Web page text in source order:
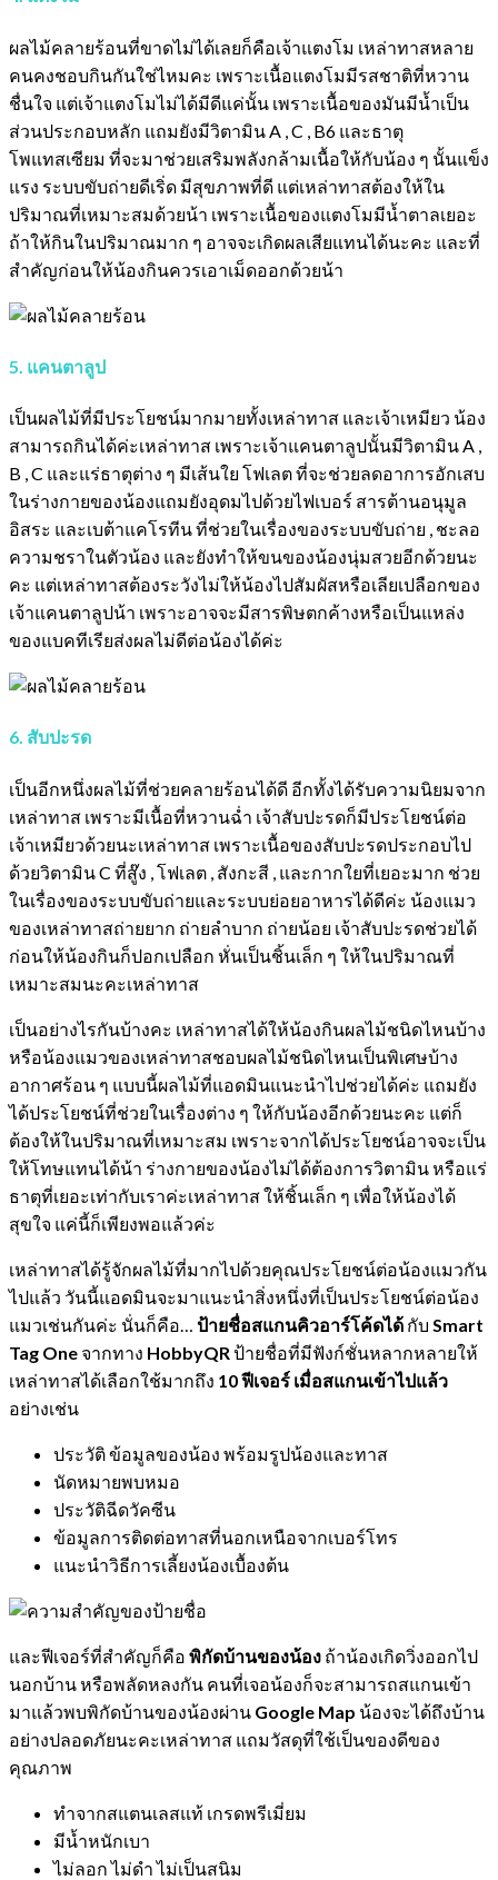
ผลไม้คลายร้อนที่ขาดไม่ได้เลยก็คือเจ้าแตงโม เหล่าทาสหลาย
คนคงชอบกินกันใช่ไหมคะ เพราะเนื้อแตงโมมีรสชาติที่หวาน
ชื่นใจ แต่เจ้าแตงโมไม่ได้มีดีแค่นั้น เพราะเนื้อของมันมีน้ำเป็น
ส่วนประกอบหลัก แถมยังมีวิตามิน A , C , B6 และธาตุ
โพแทสเซียม ที่จะมาช่วยเสริมพลังกล้ามเนื้อให้กับน้อง ๆ นั้นแข็ง
แรง ระบบขับถ่ายดีเริ่ด มีสุขภาพที่ดี แต่เหล่าทาสต้องให้ใน
ปริมาณที่เหมาะสมด้วยน้า เพราะเนื้อของแตงโมมีน้ำตาลเยอะ
ถ้าให้กินในปริมาณมาก ๆ อาจจะเกิดผลเสียแทนได้นะคะ และที่
สำคัญก่อนให้น้องกินควรเอาเม็ดออกด้วยน้า
5. แคนตาลูป
เป็นผลไม้ที่มีประโยชน์มากมายทั้งเหล่าทาส และเจ้าเหมียว น้อง
สามารถกินได้ค่ะเหล่าทาส เพราะเจ้าแคนตาลูปนั้นมีวิตามิน A ,
B , C และแร่ธาตุต่าง ๆ มีเส้นใย โฟเลต ที่จะช่วยลดอาการอักเสบ
ในร่างกายของน้องแถมยังอุดมไปด้วยไฟเบอร์ สารต้านอนุมูล
อิสระ และเบต้าแคโรทีน ที่ช่วยในเรื่องของระบบขับถ่าย , ชะลอ
ความชราในตัวน้อง และยังทำให้ขนของน้องนุ่มสวยอีกด้วยนะ
คะ แต่เหล่าทาสต้องระวังไม่ให้น้องไปสัมผัสหรือเลียเปลือกของ
เจ้าแคนตาลูปน้า เพราะอาจจะมีสารพิษตกค้างหรือเป็นแหล่ง
ของแบคทีเรียส่งผลไม่ดีต่อน้องได้ค่ะ
6. สับปะรด
เป็นอีกหนึ่งผลไม้ที่ช่วยคลายร้อนได้ดี อีกทั้งได้รับความนิยมจาก
เหล่าทาส เพราะมีเนื้อที่หวานฉ่ำ เจ้าสับปะรดก็มีประโยชน์ต่อ
เจ้าเหมียวด้วยนะเหล่าทาส เพราะเนื้อของสับปะรดประกอบไป
ด้วยวิตามิน C ที่สู๊ง , โฟเลต , สังกะสี , และกากใยที่เยอะมาก ช่วย
ในเรื่องของระบบขับถ่ายและระบบย่อยอาหารได้ดีค่ะ น้องแมว
ของเหล่าทาสถ่ายยาก ถ่ายลำบาก ถ่ายน้อย เจ้าสับปะรดช่วยได้
ก่อนให้น้องกินก็ปอกเปลือก หั่นเป็นชิ้นเล็ก ๆ ให้ในปริมาณที่
เหมาะสมนะคะเหล่าทาส
เป็นอย่างไรกันบ้างคะ เหล่าทาสได้ให้น้องกินผลไม้ชนิดไหนบ้าง
หรือน้องแมวของเหล่าทาสชอบผลไม้ชนิดไหนเป็นพิเศษบ้าง
อากาศร้อน ๆ แบบนี้ผลไม้ที่แอดมินแนะนำไปช่วยได้ค่ะ แถมยัง
ได้ประโยชน์ที่ช่วยในเรื่องต่าง ๆ ให้กับน้องอีกด้วยนะคะ แต่ก็
ต้องให้ในปริมาณที่เหมาะสม เพราะจากได้ประโยชน์อาจจะเป็น
ให้โทษแทนได้น้า ร่างกายของน้องไม่ได้ต้องการวิตามิน หรือแร่
ธาตุที่เยอะเท่ากับเราค่ะเหล่าทาส ให้ชิ้นเล็ก ๆ เพื่อให้น้องได้
สุขใจ แค่นี้ก็เพียงพอแล้วค่ะ
เหล่าทาสได้รู้จักผลไม้ที่มากไปด้วยคุณประโยชน์ต่อน้องแมวกัน
ไปแล้ว วันนี้แอดมินจะมาแนะนำสิ่งหนึ่งที่เป็นประโยชน์ต่อน้อง
แมวเช่นกันค่ะ นั่นก็คือ… ป้ายชื่อสแกนคิวอาร์โค้ดได้ กับ Smart
Tag One จากทาง HobbyQR ป้ายชื่อที่มีฟังก์ชั่นหลากหลายให้
เหล่าทาสได้เลือกใช้มากถึง 10 ฟีเจอร์ เมื่อสแกนเข้าไปแล้ว
อย่างเช่น
ประวัติ ข้อมูลของน้อง พร้อมรูปน้องและทาส
นัดหมายพบหมอ
ประวัติฉีดวัคซีน
ข้อมูลการติดต่อทาสที่นอกเหนือจากเบอร์โทร
แนะนำวิธีการเลี้ยงน้องเบื้องต้น
และฟีเจอร์ที่สำคัญก็คือ พิกัดบ้านของน้อง ถ้าน้องเกิดวิ่งออกไป
นอกบ้าน หรือพลัดหลงกัน คนที่เจอน้องก็จะสามารถสแกนเข้า
มาแล้วพบพิกัดบ้านของน้องผ่าน Google Map น้องจะได้ถึงบ้าน
อย่างปลอดภัยนะคะเหล่าทาส แถมวัสดุที่ใช้เป็นของดีของ
คุณภาพ
ทำจากสแตนเลสแท้ เกรดพรีเมี่ยม
มีน้ำหนักเบา
ไม่ลอก ไม่ดำ ไม่เป็นสนิม